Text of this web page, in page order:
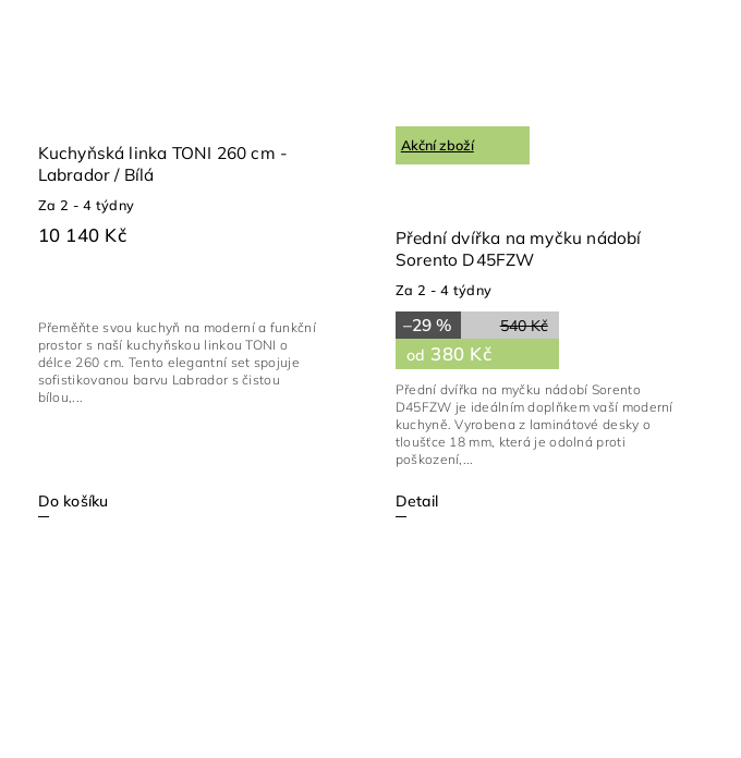
Kuchyňská linka TONI 260 cm -
Labrador / Bílá
Za 2 - 4 týdny
10 140 Kč
Do košíku
Přeměňte svou kuchyň na moderní a funkční
prostor s naší kuchyňskou linkou TONI o
délce 260 cm. Tento elegantní set spojuje
sofistikovanou barvu Labrador s čistou
bílou,...
Akční zboží
Přední dvířka na myčku nádobí
Sorento D45FZW
Za 2 - 4 týdny
540 Kč
–29 %
od 380 Kč
Detail
Přední dvířka na myčku nádobí Sorento
D45FZW je ideálním doplňkem vaší moderní
kuchyně. Vyrobena z laminátové desky o
tloušťce 18 mm, která je odolná proti
poškození,...